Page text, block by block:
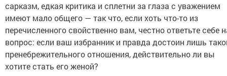
сарказм, едкая критика и сплетни за глаза с уважением
имеют мало общего — так что, если хоть что-то из
перечисленного свойственно вам, честно ответьте себе
вопрос: если ваш избранник и правда достоин лишь
пренебрежительного отношения, действительно ли вы
хотите стать его женой?